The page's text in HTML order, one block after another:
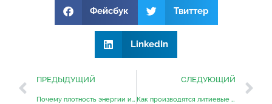
Фейсбук Твиттер
LinkedIn
ПРЕДЫДУЩИЙ
Почему плотность энергии имеет значение в батареях?
СЛЕДУЮЩИЙ
Как производятся литиевые батареи?